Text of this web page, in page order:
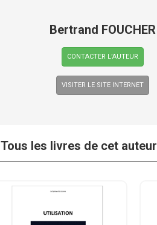
Bertrand FOUCHER
CONTACTER L’AUTEUR
VISITER LE SITE INTERNET
Tous les livres de cet auteur